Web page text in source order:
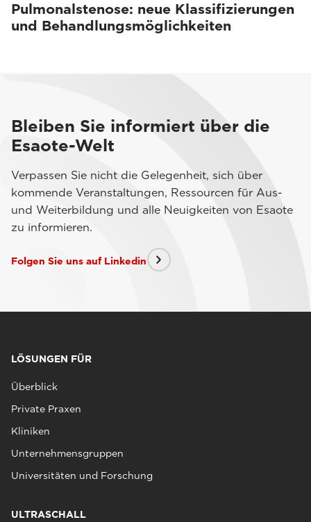
Pulmonalstenose: neue Klassifizierungen
und Behandlungsmöglichkeiten
Bleiben Sie informiert über die
Esaote-Welt
Verpassen Sie nicht die Gelegenheit, sich über
kommende Veranstaltungen, Ressourcen für Aus-
und Weiterbildung und alle Neuigkeiten von Esaote
zu informieren.
Folgen Sie uns auf Linkedin
LÖSUNGEN FÜR
Überblick
Private Praxen
Kliniken
Unternehmensgruppen
Universitäten und Forschung
ULTRASCHALL